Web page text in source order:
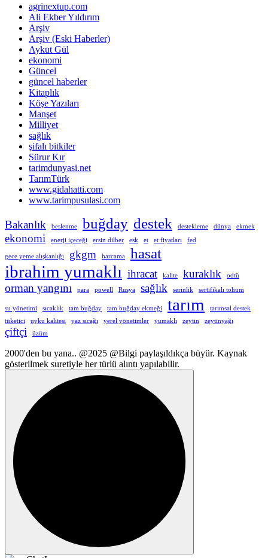
agrinextup.com
Ali Ekber Yıldırım
Arşiv
Arşiv (Eski Haberler)
Aykut Gül
ekonomi
Güncel
güncel haberler
Kitaplık
Köşe Yazıları
Manşet
Milliyet
sağlık
şifalı bitkiler
Sürur Kır
tarimdunyasi.net
TarımTürk
www.gidahatti.com
www.tarimpusulasi.com
Bakanlık beslenme buğday destek destekleme dünya ekmek
ekonomi enerji içeceği ersin dilber esk et et fiyatları fed
gece yeme alışkanlığı gkgm harcama hasat
ibrahim yumaklı ihracat kalite kuraklık odtü
orman yangını para powell Rusya sağlık serinlik sertifikalı tohum
su yönetimi sıcaklık tam buğday tam buğday ekmeği tarım
tarımsal destek
tüketici
uyku kalitesi yaz sıcağı yerel yönetimler yumaklı zeytin zeytinyağı
çiftçi üzüm
2000'den bu yana.. @2025 @Bilgi paylaşıldıkça büyür. Kaynak
gösterilmek suretiyle her türlü alıntı yapılabilir.